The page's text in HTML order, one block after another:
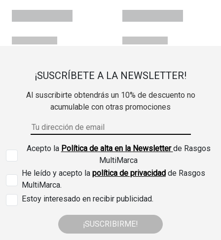
¡SUSCRÍBETE A LA NEWSLETTER!
Al suscribirte obtendrás un 10% de descuento no
acumulable con otras promociones
Acepto la Política de alta en la Newsletterde Rasgos
MultiMarca
He leído y acepto la política de privacidad de Rasgos
MultiMarca.
Estoy interesado en recibir publicidad.
¡SUSCRIBIRME!